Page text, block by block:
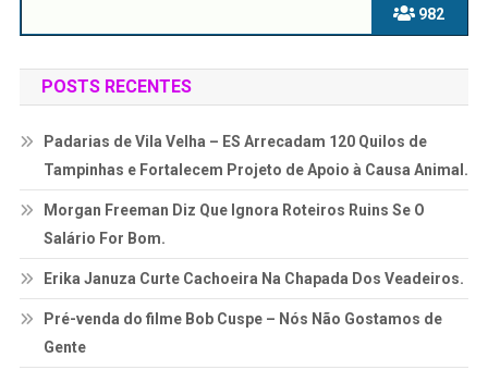
982
POSTS RECENTES
Padarias de Vila Velha – ES Arrecadam 120 Quilos de
Tampinhas e Fortalecem Projeto de Apoio à Causa Animal.
Morgan Freeman Diz Que Ignora Roteiros Ruins Se O
Salário For Bom.
Erika Januza Curte Cachoeira Na Chapada Dos Veadeiros.
Pré-venda do filme Bob Cuspe – Nós Não Gostamos de
Gente